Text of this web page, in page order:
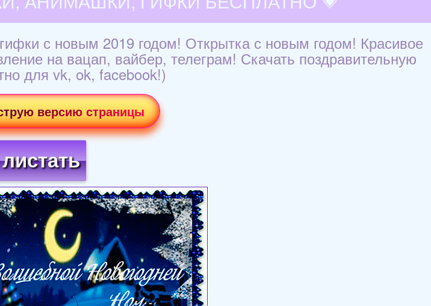
с новым 2019 годом! Открытка с новым годом! Красивое
на вацап, вайбер, телеграм! Скачать поздравительную
для vk, ok, facebook!)
версию страницы
картинки...